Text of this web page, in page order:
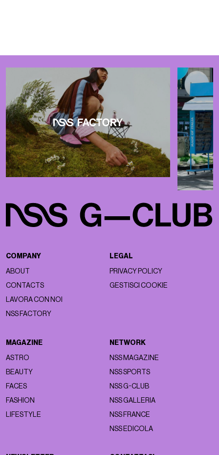
COMPANY
ABOUT
CONTACTS
LAVORA CON NOI
NSS FACTORY
LEGAL
PRIVACY POLICY
GESTISCI COOKIE
MAGAZINE
ASTRO
BEAUTY
FACES
FASHION
LIFESTYLE
NETWORK
NSS MAGAZINE
NSS SPORTS
NSS G-CLUB
NSS GALLERIA
NSS FRANCE
NSS EDICOLA